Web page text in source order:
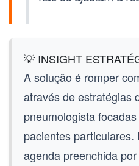
💡 INSIGHT
A solução é romper
através de estratégias
pneumologista
pacientes particulares.
agenda preenchida